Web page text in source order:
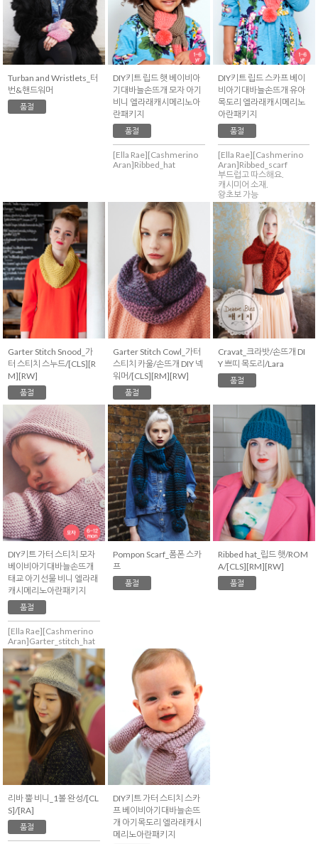
Turban and Wristlets_터
번&핸드워머
품절
DIY키트 립드 햇 베이비아
기대바늘손뜨개 모자 아기
비니 엘라래캐시메리노아
란패키지
품절
[Ella Rae][Cashmerino
Aran]Ribbed_hat
DIY키트 립드 스카프 베이
비아기대바늘손뜨개 유아
목도리 엘라래캐시메리노
아란패키지
품절
[Ella Rae][Cashmerino
Aran]Ribbed_scarf
부드럽고 따스해요.
캐시미어 소재.
왕초보 가능
Garter Stitch Snood_가
터 스티치 스누드/[CLS][R
M][RW]
품절
Garter Stitch Cowl_가터
스티치 카울/손뜨개 DIY 넥
워머/[CLS][RM][RW]
품절
Cravat_크라밧/손뜨개 DI
Y 쁘띠 목도리/Lara
품절
DIY키트 가터 스티치 모자
베이비아기대바늘손뜨개
태교 아기선물 비니 엘라래
캐시메리노아란패키지
품절
[Ella Rae][Cashmerino
Aran]Garter_stitch_hat
Pompon Scarf_폼폰 스카
프
품절
Ribbed hat_립드 햇/ROM
A/[CLS][RM][RW]
품절
리바 뿔 비니_1볼 완성/[CL
S]/[RA]
품절
DIY키트 가터 스티치 스카
프 베이비아기대바늘손뜨
개 아기목도리 엘라래캐시
메리노아란패키지